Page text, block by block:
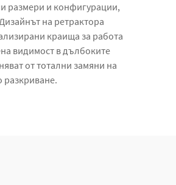
размери и конфигурации,
на ретрактора
краища за работа
видимост в дълбоките
от тотални замяни на
разкриване.